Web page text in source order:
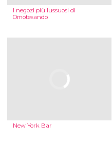
I negozi più lussuosi di
Omotesando
New York Bar